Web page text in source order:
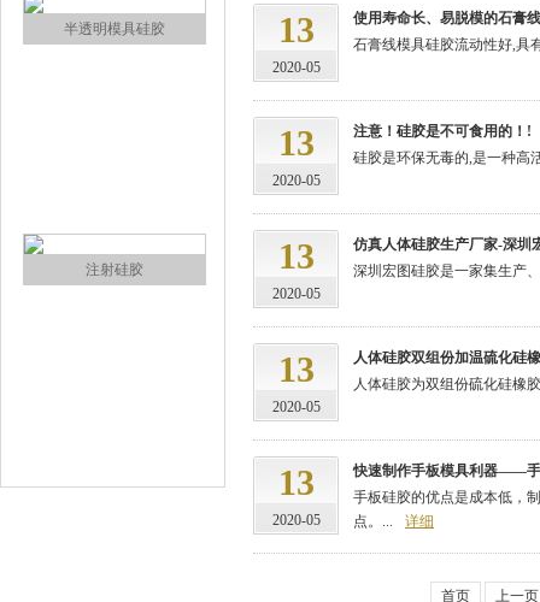
半透明模具硅胶
注射硅胶
13
2020-05
使用寿命长、易脱模的石膏
石膏线模具硅胶流动性好,具
13
2020-05
注意！硅胶是不可食用的！!
硅胶是环保无毒的,是一种高
13
2020-05
仿真人体硅胶生产厂家-深圳
深圳宏图硅胶是一家集生产
13
2020-05
人体硅胶双组份加温硫化硅
人体硅胶为双组份硫化硅橡
13
2020-05
快速制作手板模具利器——
手板硅胶的优点是成本低，
点。...
详细
首页 上一页